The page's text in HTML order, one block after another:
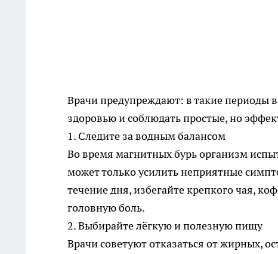
Врачи предупреждают: в такие периоды
здоровью и соблюдать простые, но
1. Следите за водным балансом
Во время магнитных бурь организм
может только усилить неприятные
течение дня, избегайте крепкого чая,
головную боль.
2. Выбирайте лёгкую и полезную пищу
Врачи советуют отказаться от жирных,